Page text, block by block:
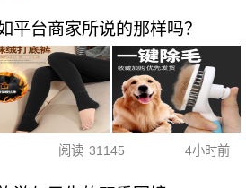
平台商家所说的那样吗？
阅读 31145 4小时前